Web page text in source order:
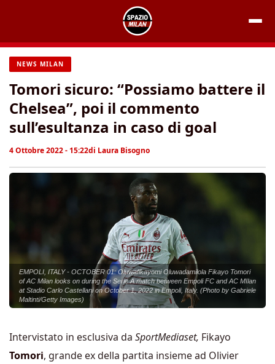
contenuto
NEWS MILAN
Tomori sicuro: “Possiamo battere il
Chelsea”, poi il commento
sull’esultanza in caso di goal
4 Ottobre 2022 - 15:22di Laura Bisogno
EMPOLI, ITALY - OCTOBER 01: Oluwafikayomi Oluwadamilola Fikayo Tomori
of AC Milan looks on during the Serie A match between Empoli FC and AC MIlan
at Stadio Carlo Castellani on October 1, 2022 in Empoli, Italy. (Photo by Gabriele
Maltinti/Getty Images)
Intervistato in esclusiva da SportMediaset, Fikayo
Tomori, grande ex della partita insieme ad Olivier